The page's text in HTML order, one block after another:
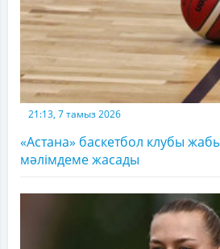
21:13, 7 тамыз 2026
«Астана» баскетбол клубы
мәлімдеме жасады